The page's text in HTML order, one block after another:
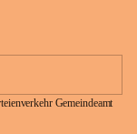
Gemeindeamt